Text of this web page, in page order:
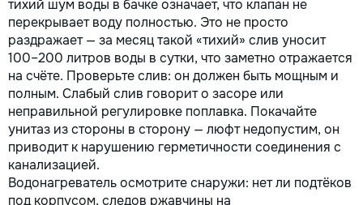
тихий шум воды в бачке означает, что клапан не
перекрывает воду полностью. Это не просто
раздражает — за месяц такой «тихий» слив уносит
100–200 литров воды в сутки, что заметно отражается
на счёте. Проверьте слив: он должен быть мощным и
полным. Слабый слив говорит о засоре или
неправильной регулировке поплавка. Покачайте
унитаз из стороны в сторону — люфт недопустим, он
приводит к нарушению герметичности соединения с
канализацией.
Водонагреватель осмотрите снаружи: нет ли подтёков
под корпусом, следов ржавчины на